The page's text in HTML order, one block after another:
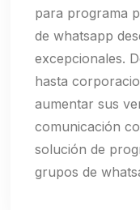
para programa
de whatsapp
excepcionales.
hasta
aumentar sus
comunicación
solución de
grupos de